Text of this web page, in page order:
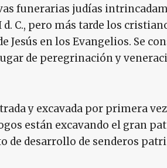
funerarias judías
C., pero más tarde los
Jesús en los Evangelios. Se
de peregrinación y
y excavada por primera
están excavando el gran
de desarrollo de senderos